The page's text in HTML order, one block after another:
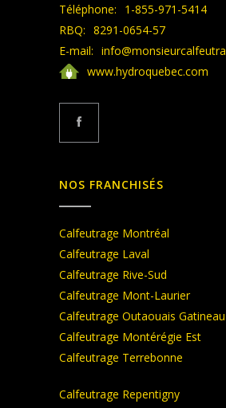
Téléphone:
1-855-971-5414
RBQ: 8291-0654-57
E-mail:
www.hydroquebec.com
NOS FRANCHISÉS
Calfeutrage Montréal
Calfeutrage Laval
Calfeutrage Rive-Sud
Calfeutrage Mont-Laurier
Calfeutrage Outaouais Gatineau
Calfeutrage Montérégie Est
Calfeutrage Terrebonne
Calfeutrage Repentigny